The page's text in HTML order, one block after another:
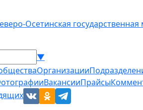
Осетинская
▼
Организации
ВакансииПрайсы